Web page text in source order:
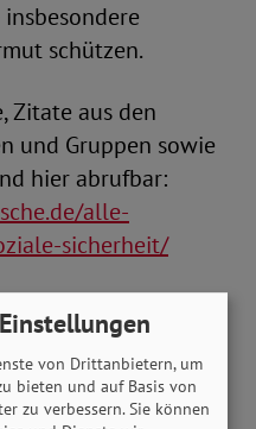
schützen.
Zitate aus den
und Gruppen sowie
hier abrufbar:
alle-
sicherheit/
Deutschland, Der
von Drittanbietern, um
bieten und auf Basis von
zu verbessern. Sie können